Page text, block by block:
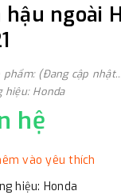
hậu ngoài
phẩm: (Đang cập
hiệu: Honda
hệ
hiệu: Honda